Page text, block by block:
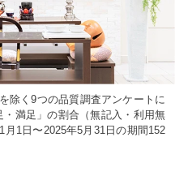
除く9つの品質調査アンケートに
満足」の割合（無記入・利用無
1日〜2025年5月31日の期間152